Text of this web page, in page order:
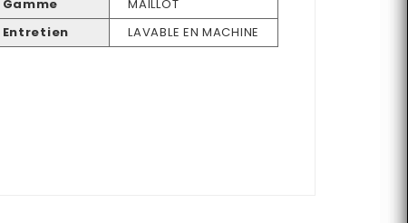
Gamme
MAILLOT
Entretien
LAVABLE EN MACHINE